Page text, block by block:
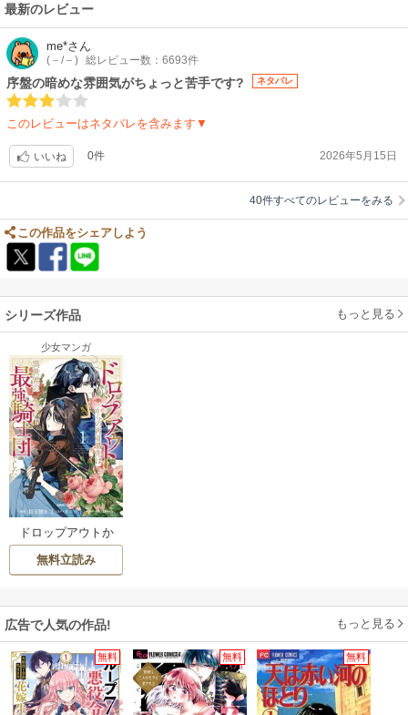
最新のレビュー
me*さん
(－/－) 総レビュー数：6693件
序盤の暗めな雰囲気がちょっと苦手です? ネタバレ
このレビューはネタバレを含みます▼
いいね 0件 2026年5月15日
40件すべてのレビューをみる
この作品をシェアしよう
シリーズ作品 もっと見る
少女マンガ
ドロップアウトか
らの再就職先は、
異世界の最強騎士
無料立読み
広告で人気の作品! もっと見る
無料 無料 無料